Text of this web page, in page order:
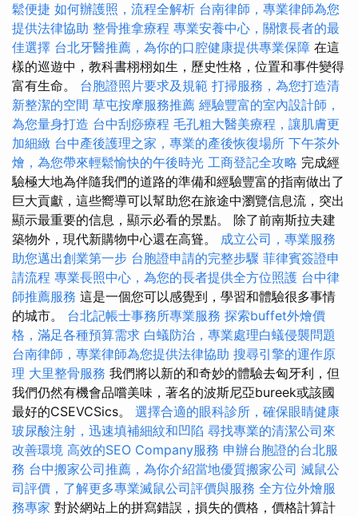
鬆便捷 如何辦護照，流程全解析 台南律師，專業律師為您
提供法律協助 整骨推拿療程 專業安養中心，關懷長者的最
佳選擇 台北牙醫推薦，為你的口腔健康提供專業保障 在這
樣的巡遊中，教科書栩栩如生，歷史性格，位置和事件變得
富有生命。 台胞證照片要求及規範 打掃服務，為您打造清
新整潔的空間 草屯按摩服務推薦 經驗豐富的室內設計師，
為您量身打造 台中刮痧療程 毛孔粗大醫美療程，讓肌膚更
加細緻 台中產後護理之家，專業的產後恢復場所 下午茶外
燴，為您帶來輕鬆愉快的午後時光 工商登記全攻略 完成經
驗極大地為伴隨我們的道路的準備和經驗豐富的指南做出了
巨大貢獻，這些嚮導可以幫助您在旅途中瀏覽信息流，突出
顯示最重要的信息，顯示必看的景點。 除了前南斯拉夫建
築物外，現代新購物中心還在高聳。 成立公司，專業服務
助您邁出創業第一步 台胞證申請的完整步驟 菲律賓簽證申
請流程 專業長照中心，為您的長者提供全方位照護 台中律
師推薦服務 這是一個您可以感覺到，學習和體驗很多事情
的城市。 台北記帳士事務所專業服務 探索buffet外燴價
格，滿足各種預算需求 白蟻防治，專業處理白蟻侵襲問題
台南律師，專業律師為您提供法律協助 搜尋引擎的運作原
理 大里整骨服務 我們將以新的和奇妙的體驗去匈牙利，但
我們仍然有機會品嚐美味，著名的波斯尼亞bureek或該國
最好的CSEVCSics。 選擇合適的眼科診所，確保眼睛健康
玻尿酸注射，迅速填補細紋和凹陷 尋找專業的清潔公司來
改善環境 高效的SEO Company服務 申辦台胞證的台北服
務 台中搬家公司推薦，為你介紹當地優質搬家公司 滅鼠公
司評價，了解更多專業滅鼠公司評價與服務 全方位外燴服
務專家 對於網站上的拼寫錯誤，損失的價格，價格計算計